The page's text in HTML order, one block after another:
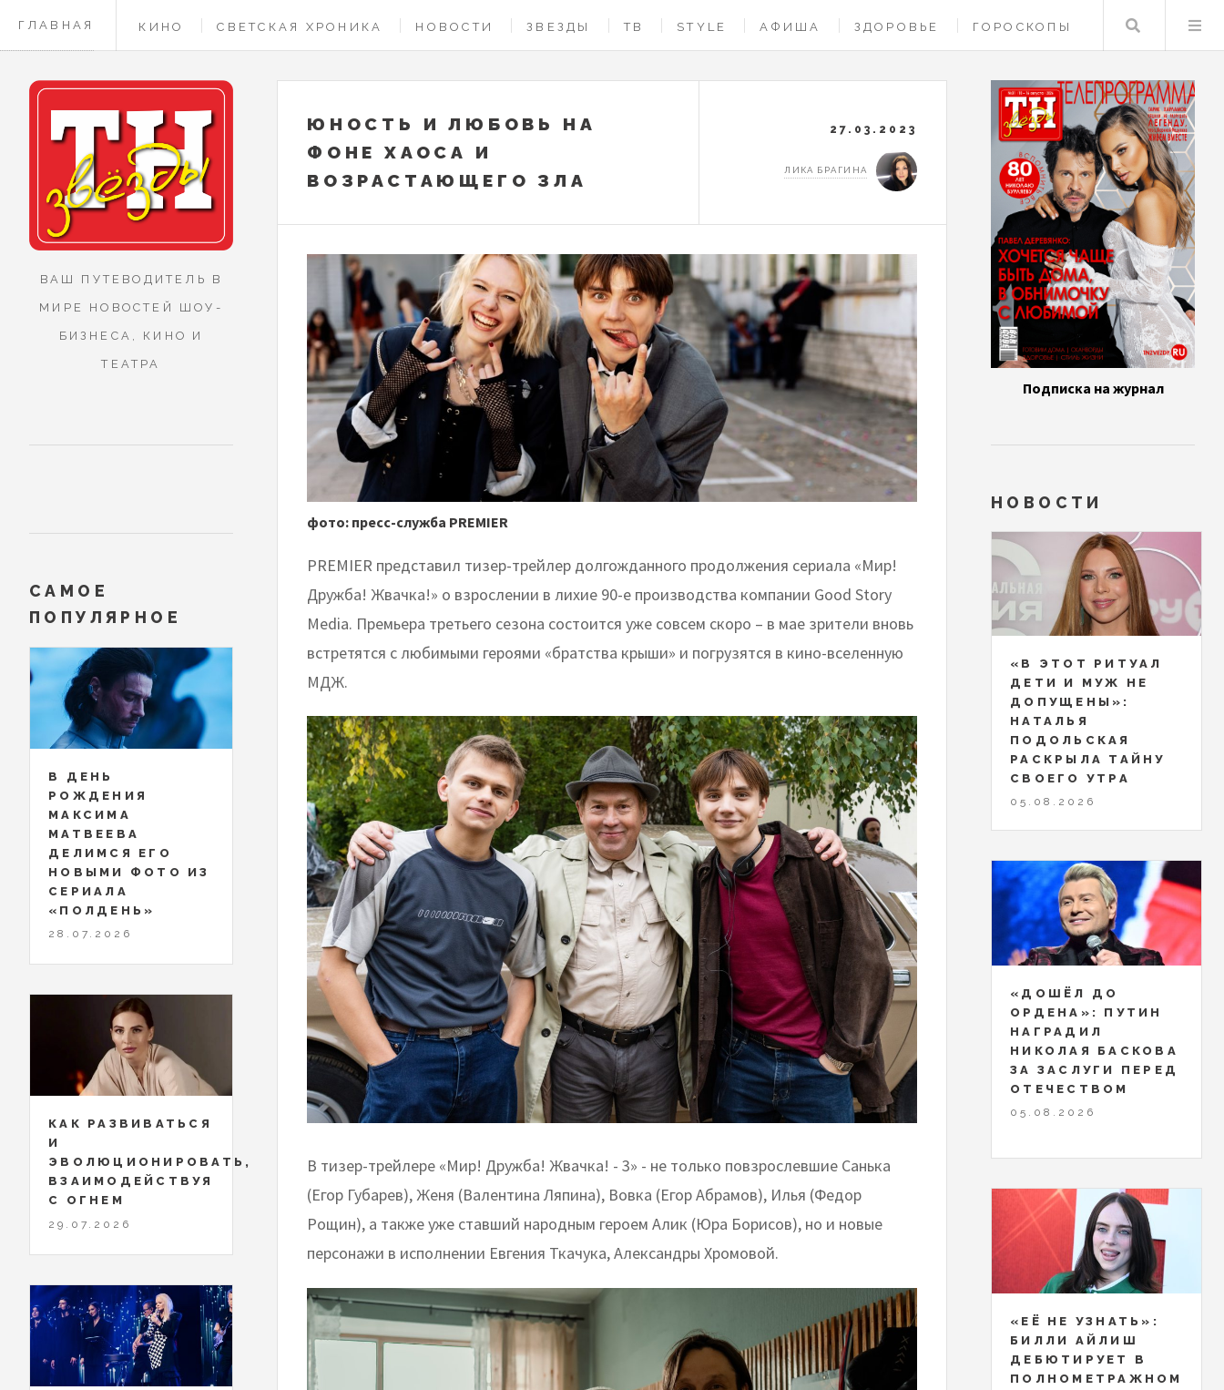
ГЛАВНАЯ КИНО СВЕТСКАЯ ХРОНИКА НОВОСТИ ЗВЕЗДЫ ТВ STYLE АФИША ЗДОРОВЬЕ ГОРОСКОПЫ
КОНТАКТЫ
Поиск
ЮНОСТЬ И ЛЮБОВЬ НА
ФОНЕ ХАОСА И
ВОЗРАСТАЮЩЕГО ЗЛА
27.03.2023
ЛИКА БРАГИНА
фото: пресс-служба PREMIER
PREMIER представил тизер-трейлер долгожданного продолжения сериала «Мир!
Дружба! Жвачка!» о взрослении в лихие 90-е производства компании Good Story
Media. Премьера третьего сезона состоится уже совсем скоро – в мае зрители вновь
встретятся с любимыми героями «братства крыши» и погрузятся в кино-вселенную
МДЖ.
В тизер-трейлере «Мир! Дружба! Жвачка! - 3» - не только повзрослевшие Санька
(Егор Губарев), Женя (Валентина Ляпина), Вовка (Егор Абрамов), Илья (Федор
Рощин), а также уже ставший народным героем Алик (Юра Борисов), но и новые
персонажи в исполнении Евгения Ткачука, Александры Хромовой.
ВАШ ПУТЕВОДИТЕЛЬ В
МИРЕ НОВОСТЕЙ ШОУ-
БИЗНЕСА, КИНО И
ТЕАТРА
САМОЕ
ПОПУЛЯРНОЕ
В ДЕНЬ
РОЖДЕНИЯ
МАКСИМА
МАТВЕЕВА
ДЕЛИМСЯ ЕГО
НОВЫМИ ФОТО ИЗ
СЕРИАЛА
«ПОЛДЕНЬ»
28.07.2026
КАК РАЗВИВАТЬСЯ
И
ЭВОЛЮЦИОНИРОВАТЬ,
ВЗАИМОДЕЙСТВУЯ
С ОГНЕМ
29.07.2026
Подписка на журнал
НОВОСТИ
«В ЭТОТ РИТУАЛ
ДЕТИ И МУЖ НЕ
ДОПУЩЕНЫ»:
НАТАЛЬЯ
ПОДОЛЬСКАЯ
РАСКРЫЛА ТАЙНУ
СВОЕГО УТРА
05.08.2026
«ДОШЁЛ ДО
ОРДЕНА»: ПУТИН
НАГРАДИЛ
НИКОЛАЯ БАСКОВА
ЗА ЗАСЛУГИ ПЕРЕД
ОТЕЧЕСТВОМ
05.08.2026
«ЕЁ НЕ УЗНАТЬ»:
БИЛЛИ АЙЛИШ
ДЕБЮТИРУЕТ В
ПОЛНОМЕТРАЖНОМ